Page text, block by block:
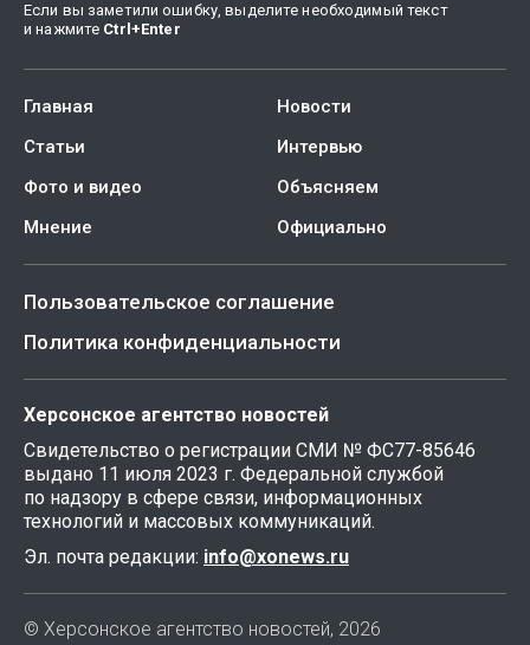
Если вы заметили ошибку, выделите необходимый текст
и нажмите Ctrl +Enter
Главная
Новости
Статьи
Интервью
Фото и видео
Объясняем
Мнение
Официально
Пользовательское соглашение
Политика конфиденциальности
Херсонское агентство новостей
Свидетельство о регистрации СМИ № ФС77-85646
выдано 11 июля 2023 г. Федеральной службой
по надзору в сфере связи, информационных
технологий и массовых коммуникаций.
Эл. почта редакции: info@xonews.ru
© Херсонское агентство новостей, 2026